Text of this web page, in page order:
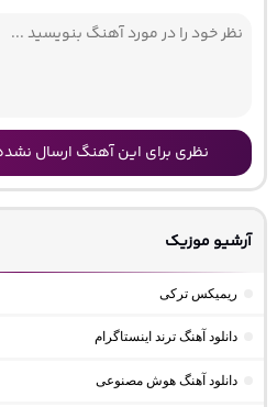
نظری برای این آهنگ ارسال
آرشیو موزیک
ریمیکس ترکی
دانلود آهنگ ترند اینستاگرام
دانلود آهنگ هوش مصنوعی